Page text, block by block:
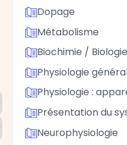
Dopage
Métabolisme
Biochimie /
Physiologie
Physiologie :
Présentation du
Neurophysiologie